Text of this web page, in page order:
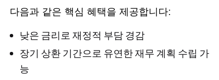
다음과 같은 핵심 혜택을 제공합니다:
낮은 금리로 재정적 부담 경감
장기 상환 기간으로 유연한 재무 계획 수립 가
능